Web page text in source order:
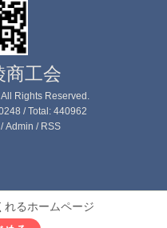
商工会
Rights Reserved.
/ Total: 440962
/Admin / RSS
れるホームページ